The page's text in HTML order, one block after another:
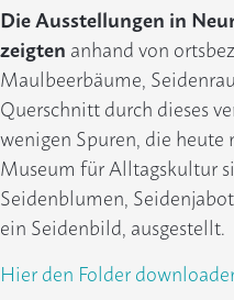
Die Ausstellungen in
zeigten anhand von
Maulbeerbäume,
Querschnitt durch dieses
wenigen Spuren, die heute
Museum für Alltagskultur
Seidenblumen,
ein Seidenbild, ausgestellt.
Hier den Folder